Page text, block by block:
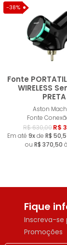
-38%
Fonte
WIRELESS
PRETA
Aston
Fonte
R$ 630,00R$
Em até 9xde R$
ou R$ 370,50
Fique
Inscreva-se
Promoções